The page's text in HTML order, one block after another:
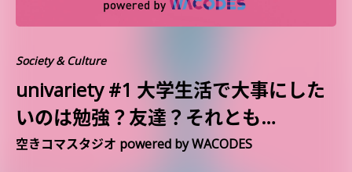
Society & Culture
univariety #1 大学生活で大事にした
いのは勉強？友達？それとも…
空きコマスタジオ powered by WACODES